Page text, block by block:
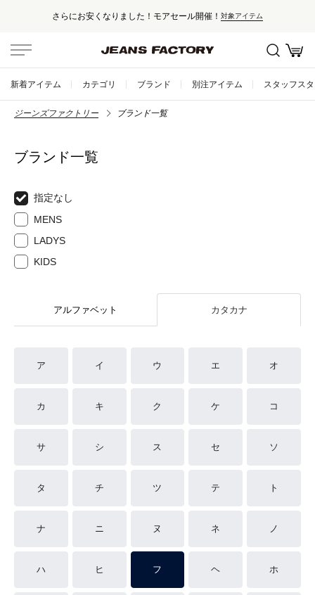
さらにお安くなりました！モアセール開催！ 対象アイテム
新着アイテム カテゴリ ブランド 別注アイテム スタッフス
ジーンズファクトリー ブランド一覧
ブランド一覧
指定なし
MENS
LADYS
KIDS
アルファベット カタカナ
ア イ ウ エ オ
カ キ ク ケ コ
サ シ ス セ ソ
タ チ ツ テ ト
ナ ニ ヌ ネ ノ
ハ ヒ フ ヘ ホ